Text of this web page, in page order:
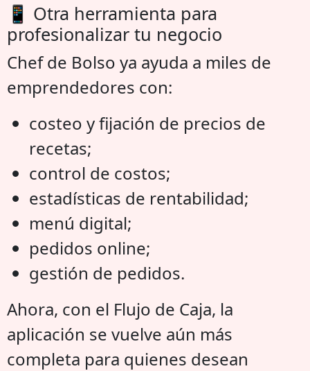
📱 Otra herramienta para
profesionalizar tu negocio
Chef de Bolso ya ayuda a miles de
emprendedores con:
costeo y fijación de precios de
recetas;
control de costos;
estadísticas de rentabilidad;
menú digital;
pedidos online;
gestión de pedidos.
Ahora, con el Flujo de Caja, la
aplicación se vuelve aún más
completa para quienes desean